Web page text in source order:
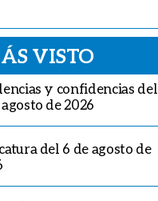
VISTO
y confidencias del
de 2026
del 6 de agosto de